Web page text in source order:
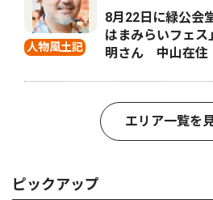
人物風土記
8月22日に緑公会
はまみらいフェ
明さん 中山在
エリア一覧を
ピックアップ